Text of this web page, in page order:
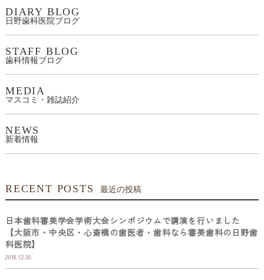
DIARY BLOG
日野歯科医院ブログ
STAFF BLOG
歯科情報ブログ
MEDIA
マスコミ・雑誌紹介
NEWS
新着情報
RECENT POSTS 最近の投稿
日本歯科審美学会学術大会シンポジウムで講演を行いました
【大阪市・中央区・心斎橋の歯医者・歯科なら審美歯科の日野歯
科医院】
2018.12.30